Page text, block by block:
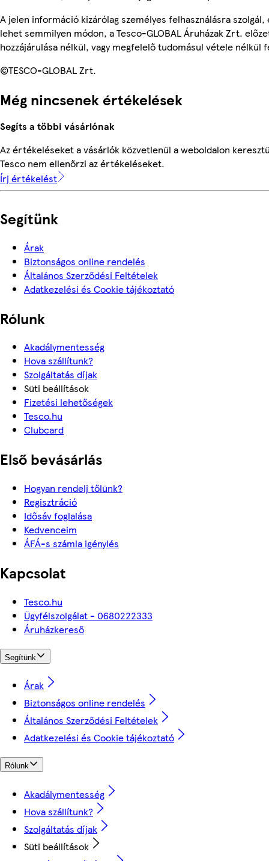
A jelen információ kizárólag személyes felhasználásra szolgál,
lehet semmilyen módon, a Tesco-GLOBAL Áruházak Zrt.
hozzájárulása nélkül, vagy megfelelő tudomásul vétele nélkül
©TESCO-GLOBAL Zrt.
Még nincsenek értékelések
Segíts a többi vásárlónak
Az értékeléseket a vásárlók közvetlenül a weboldalon
Tesco nem ellenőrzi az értékeléseket.
Írj értékelést
Segítünk
Árak
Biztonságos online rendelés
Általános Szerződési Feltételek
Adatkezelési és Cookie tájékoztató
Rólunk
Akadálymentesség
Hova szállítunk?
Szolgáltatás díjak
Süti beállítások
Fizetési lehetőségek
Tesco.hu
Clubcard
Első bevásárlás
Hogyan rendelj tőlünk?
Regisztráció
Idősáv foglalása
Kedvenceim
ÁFÁ-s számla igénylés
Kapcsolat
Tesco.hu
Ügyfélszolgálat - 0680222333
Áruházkereső
Segítünk
Árak
Biztonságos online rendelés
Általános Szerződési Feltételek
Adatkezelési és Cookie tájékoztató
Rólunk
Akadálymentesség
Hova szállítunk?
Szolgáltatás díjak
Süti beállítások